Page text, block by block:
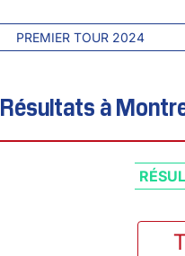
PREMIER TOUR 2024
Résultats à